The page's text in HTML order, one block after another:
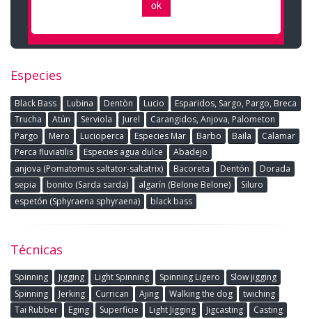
Especies
Black Bass Lubina Dentòn Lucio
Esparidos, Sargo, Pargo, Breca
Trucha
Atún Serviola Jurel
Carangidos, Anjova, Palometon
Pargo
Mero Lucioperca Especies Mar Barbo Baila
Calamar
Perca fluviatilis
Especies agua dulce
Abadejo
anjova (Pomatomus saltator-saltatrix)
Bacoreta Dentón
Dorada
sepia
bonito (Sarda sarda) algarín (Belone Belone)
Siluro
espetón (Sphyraena sphyraena)
black bass
Técnicas
Spinning Jigging Light Spinning Spinning Ligero
Slow jigging
Spinning
Jerking Currican Ajing Walking the dog
twiching
Tai Rubber
Eging Superficie Light Jigging Jigcasting
Casting